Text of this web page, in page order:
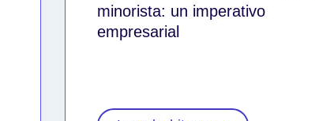
minorista: un imperativo
empresarial